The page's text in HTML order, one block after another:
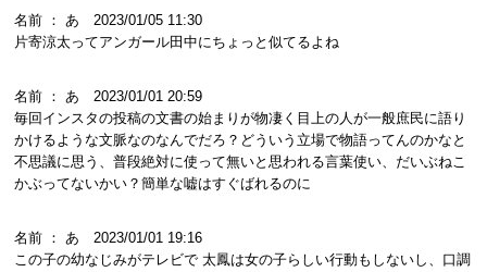
名前 ： あ 2023/01/05 11:30
片寄涼太ってアンガール田中にちょっと似てるよね
名前 ： あ 2023/01/01 20:59
毎回インスタの投稿の文書の始まりが物凄く目上の人が一般庶民に語り
かけるような文脈なのなんでだろ？どういう立場で物語ってんのかなと
不思議に思う、普段絶対に使って無いと思われる言葉使い、だいぶねこ
かぶってないかい？簡単な嘘はすぐばれるのに
名前 ： あ 2023/01/01 19:16
この子の幼なじみがテレビで 太鳳は女の子らしい行動もしないし、口調